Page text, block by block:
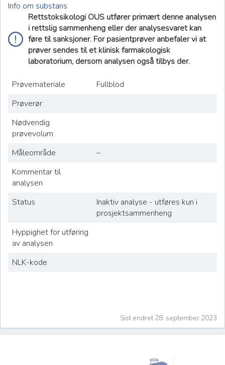
Info om substans
Rettstoksikologi OUS utfører primært denne analysen
i rettslig sammenheng eller der analysesvaret kan
føre til sanksjoner. For pasientprøver anbefaler vi at
prøver sendes til et klinisk farmakologisk
laboratorium, dersom analysen også tilbys der.
Prøvemateriale
Fullblod
Prøverør
Nødvendig
prøvevolum
Måleområde
–
Kommentar til
analysen
Status
Inaktiv analyse - utføres kun i
prosjektsammenheng
Hyppighet for utføring
av analysen
NLK-kode
Sist endret 28. september 2023